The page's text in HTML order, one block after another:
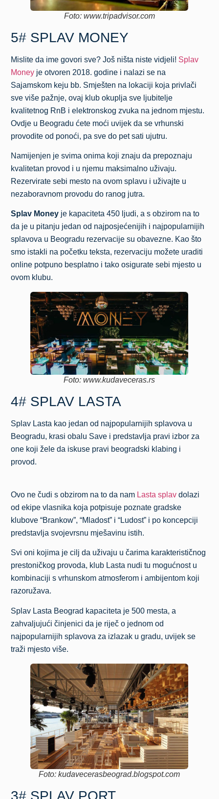
Foto: www.tripadvisor.com
5# SPLAV MONEY
Mislite da ime govori sve? Još ništa niste vidjeli! Splav
Money je otvoren 2018. godine i nalazi se na
Sajamskom keju bb. Smješten na lokaciji koja privlači
sve više pažnje, ovaj klub okuplja sve ljubitelje
kvalitetnog RnB i elektronskog zvuka na jednom mjestu.
Ovdje u Beogradu ćete moći uvijek da se vrhunski
provodite od ponoći, pa sve do pet sati ujutru.
Namijenjen je svima onima koji znaju da prepoznaju
kvalitetan provod i u njemu maksimalno uživaju.
Rezervirate sebi mesto na ovom splavu i uživajte u
nezaboravnom provodu do ranog jutra.
Splav Money je kapaciteta 450 ljudi, a s obzirom na to
da je u pitanju jedan od najposjećenijih i najpopularnijih
splavova u Beogradu rezervacije su obavezne. Kao što
smo istakli na početku teksta, rezervaciju možete uraditi
online potpuno besplatno i tako osigurate sebi mjesto u
ovom klubu.
Foto: www.kudaveceras.rs
4# SPLAV LASTA
Splav Lasta kao jedan od najpopularnijih splavova u
Beogradu, krasi obalu Save i predstavlja pravi izbor za
one koji žele da iskuse pravi beogradski klabing i
provod.
Ovo ne čudi s obzirom na to da nam Lasta splav dolazi
od ekipe vlasnika koja potpisuje poznate gradske
klubove “Brankow”, “Mladost” i “Ludost” i po koncepciji
predstavlja svojevrsnu mješavinu istih.
Svi oni kojima je cilj da uživaju u čarima karakterističnog
prestoničkog provoda, klub Lasta nudi tu mogućnost u
kombinaciji s vrhunskom atmosferom i ambijentom koji
razoružava.
Splav Lasta Beograd kapaciteta je 500 mesta, a
zahvaljujući činjenici da je riječ o jednom od
najpopularnijih splavova za izlazak u gradu, uvijek se
traži mjesto više.
Foto: kudavecerasbeograd.blogspot.com
3# SPLAV PORT